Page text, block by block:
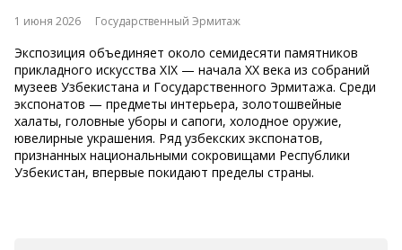
1 июня 2026 Государственный Эрмитаж
Экспозиция объединяет около семидесяти памятников
прикладного искусства XIX — начала XX века из собраний
музеев Узбекистана и Государственного Эрмитажа. Среди
экспонатов — предметы интерьера, золотошвейные
халаты, головные уборы и сапоги, холодное оружие,
ювелирные украшения. Ряд узбекских экспонатов,
признанных национальными сокровищами Республики
Узбекистан, впервые покидают пределы страны.